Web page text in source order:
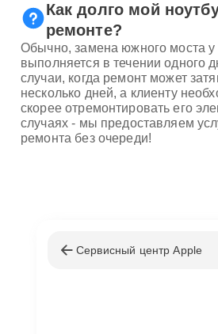
Как долго мой
ремонте?
Обычно, замена южного моста у
выполняется в течении одного
случаи, когда ремонт может
несколько дней, а клиенту
скорее отремонтировать его
случаях - мы предоставляем
ремонта без очереди!
Сервисный центр Apple